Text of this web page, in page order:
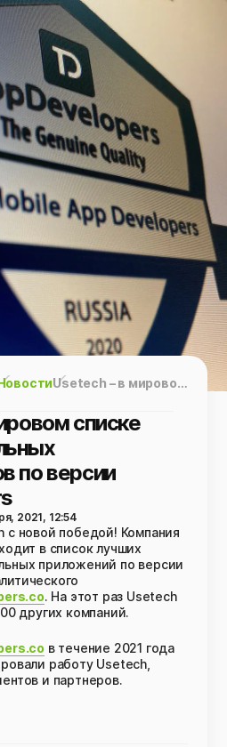
Usetech – в мировом списке лучших мобильных разработчиков по версии TopDevelopers
списке
по версии
2021, 12:54
с новой победой! Компания
в список лучших
приложений по версии
. На этот раз Usetech
других компаний.
в течение 2021 года
работу Usetech,
и партнеров.